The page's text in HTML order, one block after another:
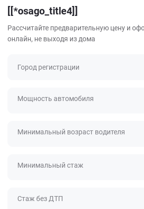
[[*osago_title4]]
Рассчитайте предварительную цену и
онлайн, не выходя из дома
Город регистрации
Мощность автомобиля
Минимальный возраст водителя
Минимальный стаж
Стаж без ДТП